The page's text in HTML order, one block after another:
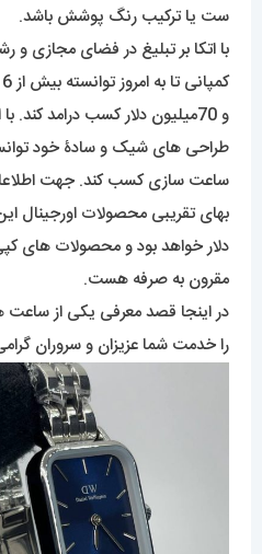
ست یا ترکیب رنگ پوشش باشد.
با اتکا بر تبلیغ در فضای مجازی و
و 70میلیون دلار کسب درامد کند.
طراحی های شیک و سادۀ خود
ساعت سازی کسب کند. جهت
دلار خواهد بود و محصولات های
مقرون به صرفه هست.
در اینجا قصد معرفی یکی از ساعت
را خدمت شما عزیزان و سروران